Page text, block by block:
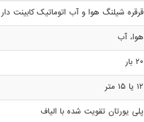
قرقره شیلنگ هوا و آب اتوماتیک کابینت دار
هوا، آب
۲۰ بار
۱۲ یا ۱۵ متر
پلی یورتان تقویت شده با الیاف